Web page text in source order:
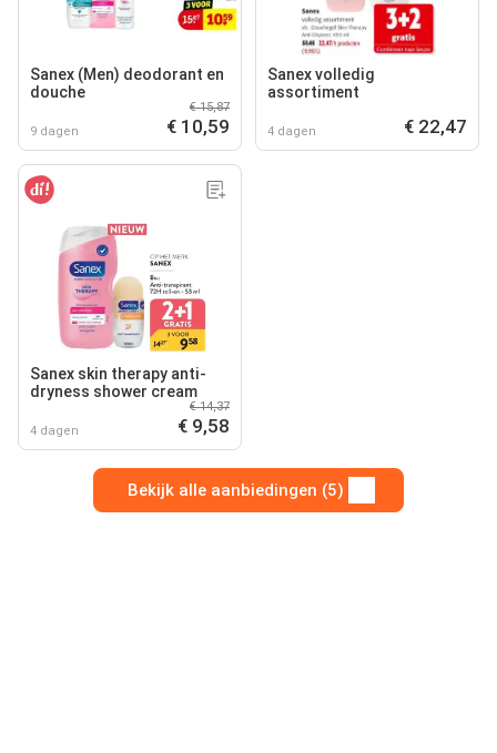
Sanex (Men) deodorant en
douche
9 dagen
€ 15,87
€ 10,59
Sanex volledig
assortiment
4 dagen € 22,47
Sanex skin therapy anti-
dryness shower cream
4 dagen
€ 14,37
€ 9,58
Bekijk alle aanbiedingen (5)